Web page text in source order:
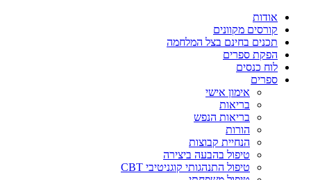
אודות
קורסים מקוונים
תכנים בחינם בצל המלחמה
הפקת ספרים
לוח כנסים
ספרים
אימון אישי
בריאות
בריאות הנפש
הורות
הנחיית קבוצות
טיפול בהבעה ביצירה
טיפול התנהגותי קוגניטיבי CBT